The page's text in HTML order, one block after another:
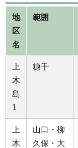
地
区
名
範囲
上
木
島
1
糠千
上
木
山口・柳
久保・大